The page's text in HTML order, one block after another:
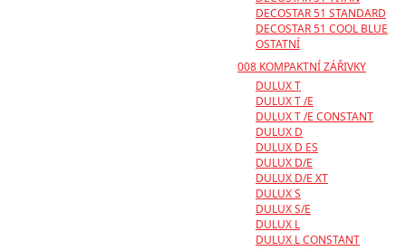
DECOSTAR 51 STANDARD
DECOSTAR 51 COOL BLUE
OSTATNÍ
008 KOMPAKTNÍ ZÁŘIVKY
DULUX T
DULUX T /E
DULUX T /E CONSTANT
DULUX D
DULUX D ES
DULUX D/E
DULUX D/E XT
DULUX S
DULUX S/E
DULUX L
DULUX L CONSTANT